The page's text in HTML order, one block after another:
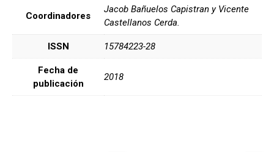
Coordinadores
Jacob Bañuelos Capistran y Vicente
Castellanos Cerda.
ISSN 15784223-28
Fecha de
publicación
2018